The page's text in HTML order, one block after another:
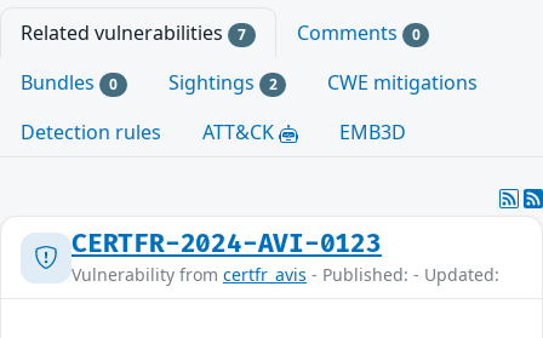
Related vulnerabilities 7 Comments 0
Bundles 0 Sightings 2
CWE mitigations
Detection rules
ATT&CK EMB3D
CERTFR-2024-AVI-0123
Vulnerability from certfr_avis - Published: - Updated: